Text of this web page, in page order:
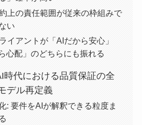
上の責任範囲が従来の枠組みで
い
イアントが「AIだから安心」
心配」のどちらにも振れる
時代における品質保証の全
デル再定義
: 要件をAIが解釈できる粒度ま